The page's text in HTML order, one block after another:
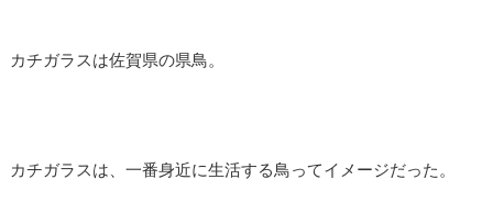
カチガラスは佐賀県の県鳥。
カチガラスは、一番身近に生活する鳥ってイメージだった。